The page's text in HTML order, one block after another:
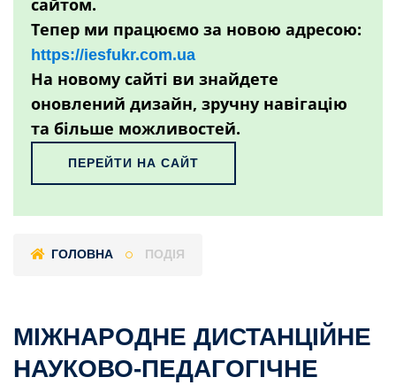
Тепер ми працюємо за новою адресою:
https://iesfukr.com.ua
На новому сайті ви знайдете
оновлений дизайн, зручну навігацію
та більше можливостей.
ПЕРЕЙТИ НА САЙТ
ГОЛОВНА ПОДІЯ
МІЖНАРОДНЕ ДИСТАНЦІЙНЕ
НАУКОВО-ПЕДАГОГІЧНЕ